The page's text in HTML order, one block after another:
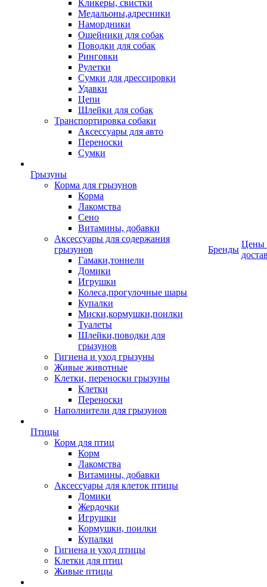
Кликеры, свистки
Медальоны,адресники
Намордники
Ошейники для собак
Поводки для собак
Ринговки
Рулетки
Сумки для дрессировки
Удавки
Цепи
Шлейки для собак
Транспортировка собаки
Аксессуары для авто
Переноски
Сумки
Грызуны
Корма для грызунов
Корма
Лакомства
Сено
Витамины, добавки
Аксессуары для содержания
грызунов
Гамаки,тоннели
Домики
Игрушки
Колеса,прогулочные шары
Купалки
Миски,кормушки,поилки
Туалеты
Шлейки,поводки для
грызунов
Гигиена и уход грызуны
Живые животные
Клетки, переноски грызуны
Клетки
Переноски
Наполнители для грызунов
Птицы
Корм для птиц
Корм
Лакомства
Витамины, добавки
Аксессуары для клеток птицы
Домики
Жердочки
Игрушки
Кормушки, поилки
Купалки
Гигиена и уход птицы
Клетки для птиц
Живые птицы
Бренды
Цены